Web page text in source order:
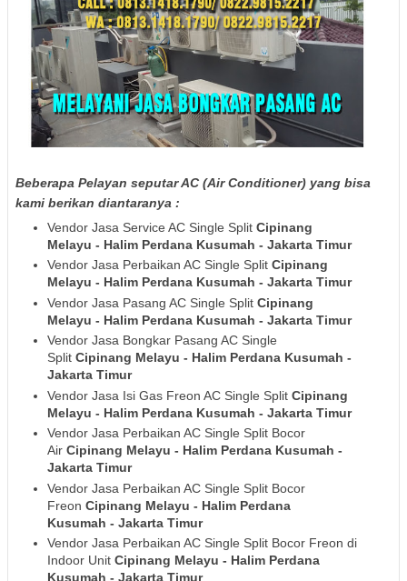
Beberapa Pelayan seputar AC (Air Conditioner) yang bisa
kami berikan diantaranya :
Vendor Jasa Service AC Single Split Cipinang
Melayu - Halim Perdana Kusumah - Jakarta Timur
Vendor Jasa Perbaikan AC Single Split Cipinang
Melayu - Halim Perdana Kusumah - Jakarta Timur
Vendor Jasa Pasang AC Single Split Cipinang
Melayu - Halim Perdana Kusumah - Jakarta Timur
Vendor Jasa Bongkar Pasang AC Single
Split Cipinang Melayu - Halim Perdana Kusumah -
Jakarta Timur
Vendor Jasa Isi Gas Freon AC Single Split Cipinang
Melayu - Halim Perdana Kusumah - Jakarta Timur
Vendor Jasa Perbaikan AC Single Split Bocor
Air Cipinang Melayu - Halim Perdana Kusumah -
Jakarta Timur
Vendor Jasa Perbaikan AC Single Split Bocor
Freon Cipinang Melayu - Halim Perdana
Kusumah - Jakarta Timur
Vendor Jasa Perbaikan AC Single Split Bocor Freon di
Indoor Unit Cipinang Melayu - Halim Perdana
Kusumah - Jakarta Timur